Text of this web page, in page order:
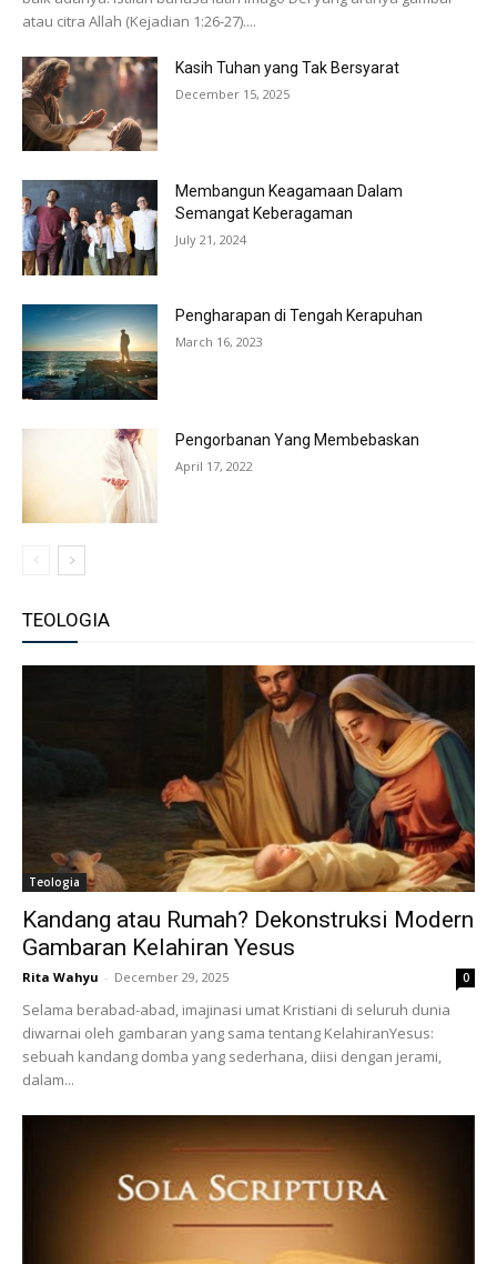
atau citra Allah (Kejadian 1:26-27)....
Kasih Tuhan yang Tak Bersyarat
December 15, 2025
Membangun Keagamaan Dalam
Semangat Keberagaman
July 21, 2024
Pengharapan di Tengah Kerapuhan
March 16, 2023
Pengorbanan Yang Membebaskan
April 17, 2022
TEOLOGIA
Teologia
Kandang atau Rumah? Dekonstruksi Modern
Gambaran Kelahiran Yesus
Rita Wahyu - December 29, 2025 0
Selama berabad-abad, imajinasi umat Kristiani di seluruh dunia
diwarnai oleh gambaran yang sama tentang KelahiranYesus:
sebuah kandang domba yang sederhana, diisi dengan jerami,
dalam...